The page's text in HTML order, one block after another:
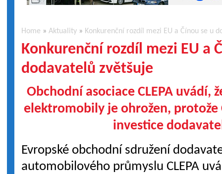
Home »Aktuality » Konkurenční rozdíl mezi EU a Čínou se u
Konkurenční rozdíl mezi EU a
dodavatelů zvětšuje
Obchodní asociace CLEPA uvádí,
elektromobily je ohrožen, protože
investice
Evropské obchodní sdružení
automobilového průmyslu CLEPA